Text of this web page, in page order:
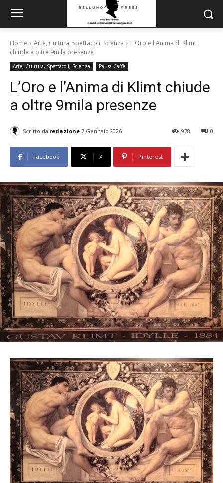
Home Arte, Cultura, Spettacoli, Scienza
L'Oro e l'Anima di Klimt
chiude a oltre 9mila presenze
Arte, Cultura, Spettacoli, Scienza Pausa Caffè
L’Oro e l’Anima di Klimt chiude
a oltre 9mila presenze
Scritto da redazione 7 Gennaio 2026 0
978
Facebook X Pinterest